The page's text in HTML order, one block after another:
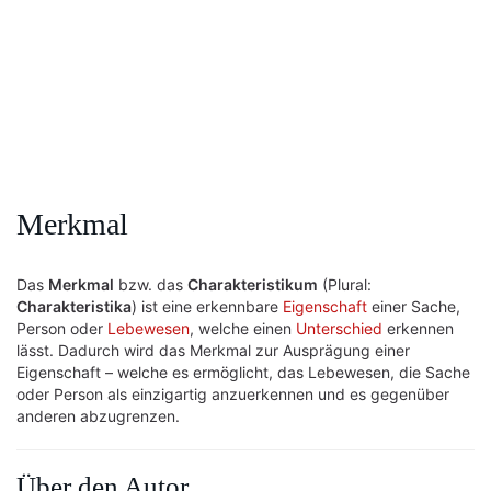
Merkmal
Das Merkmal bzw. das Charakteristikum (Plural:
Charakteristika) ist eine erkennbare Eigenschaft einer Sache,
Person oder Lebewesen, welche einen Unterschied erkennen
lässt. Dadurch wird das Merkmal zur Ausprägung einer
Eigenschaft – welche es ermöglicht, das Lebewesen, die Sache
oder Person als einzigartig anzuerkennen und es gegenüber
anderen abzugrenzen.